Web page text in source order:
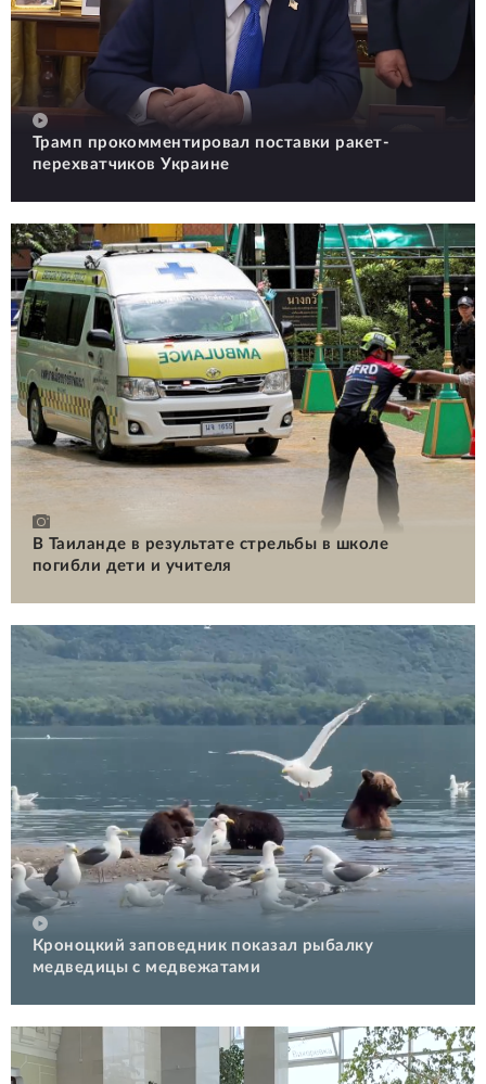
Трамп прокомментировал поставки ракет-
перехватчиков Украине
В Таиланде в результате стрельбы в школе
погибли дети и учителя
Кроноцкий заповедник показал рыбалку
медведицы с медвежатами